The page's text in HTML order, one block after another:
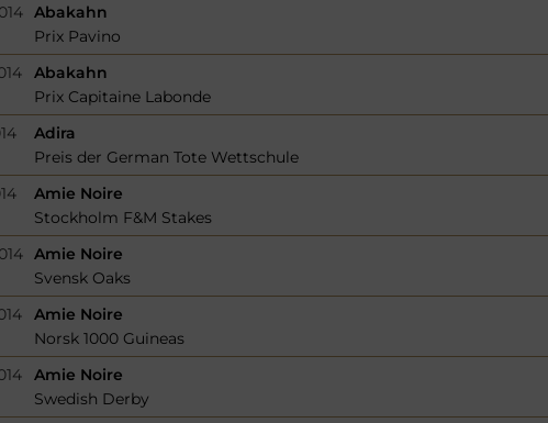
Abakahn
Prix Pavino
Abakahn
Prix Capitaine Labonde
Adira
Preis der German Tote Wettschule
Amie Noire
Stockholm F&M Stakes
Amie Noire
Svensk Oaks
Amie Noire
Norsk 1000 Guineas
Amie Noire
Swedish Derby